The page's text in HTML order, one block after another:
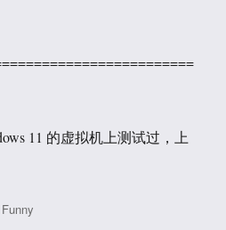
11 的虚拟机上测试过，上
分
Funny